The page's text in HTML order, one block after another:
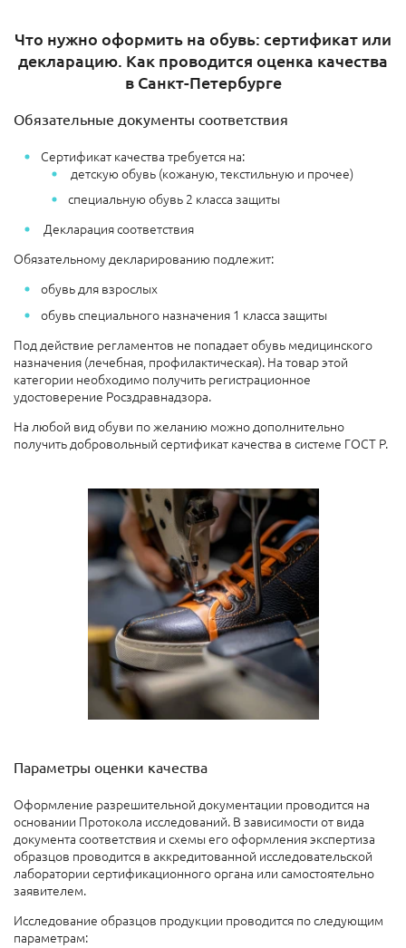
Что нужно оформить на обувь: сертификат или
декларацию. Как проводится оценка качества
в Санкт-Петербурге
Обязательные документы соответствия
Сертификат качества требуется на:
детскую обувь (кожаную, текстильную и прочее)
специальную обувь 2 класса защиты
Декларация соответствия
Обязательному декларированию подлежит:
обувь для взрослых
обувь специального назначения 1 класса защиты
Под действие регламентов не попадает обувь медицинского
назначения (лечебная, профилактическая). На товар этой
категории необходимо получить регистрационное
удостоверение Росздравнадзора.
На любой вид обуви по желанию можно дополнительно
получить добровольный сертификат качества в системе ГОСТ Р.
Параметры оценки качества
Оформление разрешительной документации проводится на
основании Протокола исследований. В зависимости от вида
документа соответствия и схемы его оформления экспертиза
образцов проводится в аккредитованной исследовательской
лаборатории сертификационного органа или самостоятельно
заявителем.
Исследование образцов продукции проводится по следующим
параметрам: